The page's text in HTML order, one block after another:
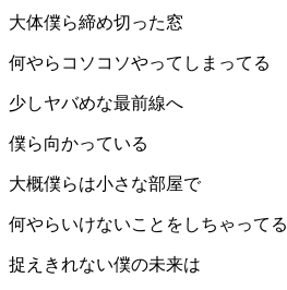
大体僕ら締め切った窓
何やらコソコソやってしまってる
少しヤバめな最前線へ
僕ら向かっている
大概僕らは小さな部屋で
何やらいけないことをしちゃってる
捉えきれない僕の未来は